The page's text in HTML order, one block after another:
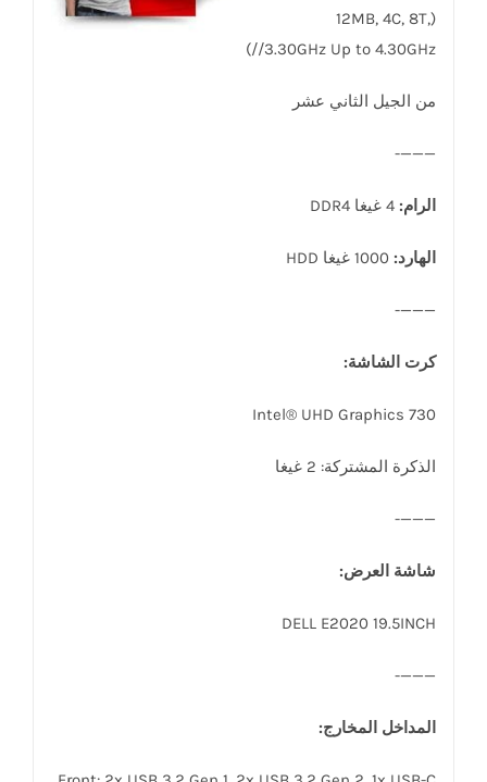
(12MB, 4C, 8T,
//3.30GHz Up to 4.30GHz)
من الجيل الثاني عشر
———-
الرام:
الهارد:
———-
كرت الشاشة:
Intel® UHD Graphics 730
الذكرة المشتركة: 2 غيغا
———-
شاشة العرض:
DELL E2020 19.5INCH
———-
المداخل المخارج: